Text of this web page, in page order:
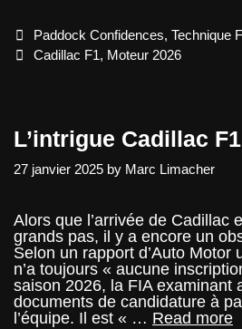
Categories
Paddock Confidences,Technique
Tags
Cadillac F1, Moteur 2026
L’intrigue Cadillac F1
27 janvier 2025 by Marc Limacher
Alors que l’arrivée de Cadillac
grands pas, il y a encore un
Selon un rapport d’Auto Motor
n’a toujours « aucune
saison 2026, la FIA examinant
documents de candidature à
l’équipe. Il est « … Read more